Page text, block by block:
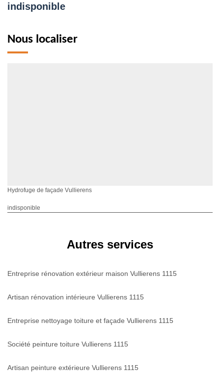
indisponible
Nous localiser
Hydrofuge de façade Vullierens
indisponible
Autres services
Entreprise rénovation extérieur maison Vullierens 1115
Artisan rénovation intérieure Vullierens 1115
Entreprise nettoyage toiture et façade Vullierens 1115
Société peinture toiture Vullierens 1115
Artisan peinture extérieure Vullierens 1115